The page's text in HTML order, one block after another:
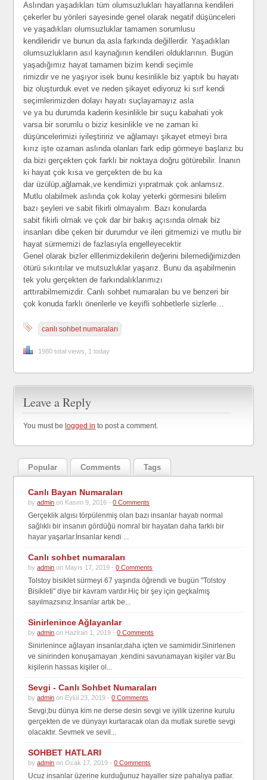
Aslından yaşadıkları tüm olumsuzlukları hayatlarına kendileri
çekerler bu yönleri sayesinde genel olarak negatif düşünceleri
ve yaşadıkları olumsuzluklar tamamen sorumlusu
kendileridir ve bunun da asla farkında değillerdir. Yaşadıkları
olumsuzlukların asıl kaynağının kendileri olduklarının. Bugün
yaşadığımız hayat tamamen bizim kendi seçimle
rimizdir ve ne yaşıyor isek bunu kesinlikle biz yaptık bu hayatı
biz oluşturduk evet ve neden şikayet ediyoruz ki sırf kendi
seçimlerimizden dolayı hayatı suçlayamayız asla
ve ya bu durumda kaderin kesinlikle bir suçu kabahati yok
varsa bir sorumlu o biziz kesinlikle ve ne zaman ki
düşüncelerimizi iyileştiririz ve ağlamayı şikayet etmeyi bıra
kırız işte ozaman aslında olanları fark edip görmeye başlarız bu
da bizi gerçekten çok farklı bir noktaya doğru götürebilir. İnanın
ki hayat çok kısa ve gerçekten de bu ka
dar üzülüp,ağlamak,ve kendimizi yıpratmak çok anlamsız.
Mutlu olabilmek aslında çok kolay yeterki görmesini bilelim
bazı şeyleri ve sabit fikirli olmayalım. Bazı konularda
sabit fikirli olmak ve çok dar bir bakış açısında olmak biz
insanları dibe çeken bir durumdur ve ileri gitmemizi ve mutlu bir
hayat sürmemizi de fazlasıyla engelleyecektir
Genel olarak bizler elllerimizdekilerin değerini bilemediğimizden
ötürü sıkıntılar ve mutsuzluklar yaşarız. Bunu da aşabilmenin
tek yolu gerçekten de farkındalıklarımızı
arttırabilmemizdir. Canlı sohbet numaraları bu ve benzeri bir
çok konuda farklı önerilerle ve keyifli sohbetlerle sizlerle…
canlı sohbet numaraları
1980 total views, 1 today
Leave a Reply
You must be logged in to post a comment.
Popular Comments Tags
Canlı Bayan Numaraları
byadmin on Kasım 9, 2016 -0 Comments
Gerçeklik algısı törpülenmiş olan bazı insanlar hayatı normal
sağlıklı bir insanın gördüğü nomral bir hayatan daha farklı bir
hayar yaşarlar.İnsanlar kendi ...
Canlı sohbet numaraları
byadmin on Mayıs 17, 2019 -0 Comments
Tolstoy bisiklet sürmeyi 67 yaşında öğrendi ve bugün "Tolstoy
Bisikleti" diye bir kavram vardır.Hiç bir şey için geçkalmış
sayılmazsınız.İnsanlar artık be...
Sinirlenince Ağlayanlar
byadmin on Haziran 1, 2019 -0 Comments
Sinirlenince ağlayan insanlar,daha içten ve samimidir.Sinirlenen
ve sinirinden konuşamayan ,kendini savunamayan kişiler var.Bu
kişilerin hassas kişiler ol...
Sevgi - Canlı Sohbet Numaraları
byadmin on Eylül 23, 2019 -0 Comments
Sevgi;bu dünya kim ne derse desin sevgi ve iyilik üzerine kurulu
gerçekten de ve dünyayı kurtaracak olan da mutlak suretle sevgi
olacaktır. Sevmek ve sevil...
SOHBET HATLARI
byadmin on Ocak 17, 2019 -0 Comments
Ucuz insanlar üzerine kurduğunuz hayaller size pahalıya patlar.